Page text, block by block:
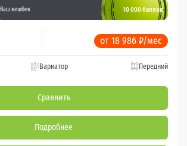
Ваш кешбек 10 000 баллов
от 18 986 ₽/мес
Вариатор Передний
Сравнить
Подробнее